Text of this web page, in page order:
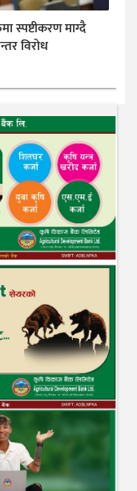
स्पष्टीकरण माग्दै
विरोध